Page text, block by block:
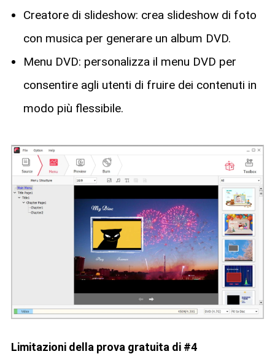
Creatore di slideshow: crea slideshow di foto
con musica per generare un album DVD.
Menu DVD: personalizza il menu DVD per
consentire agli utenti di fruire dei contenuti in
modo più flessibile.
Limitazioni della prova gratuita di #4